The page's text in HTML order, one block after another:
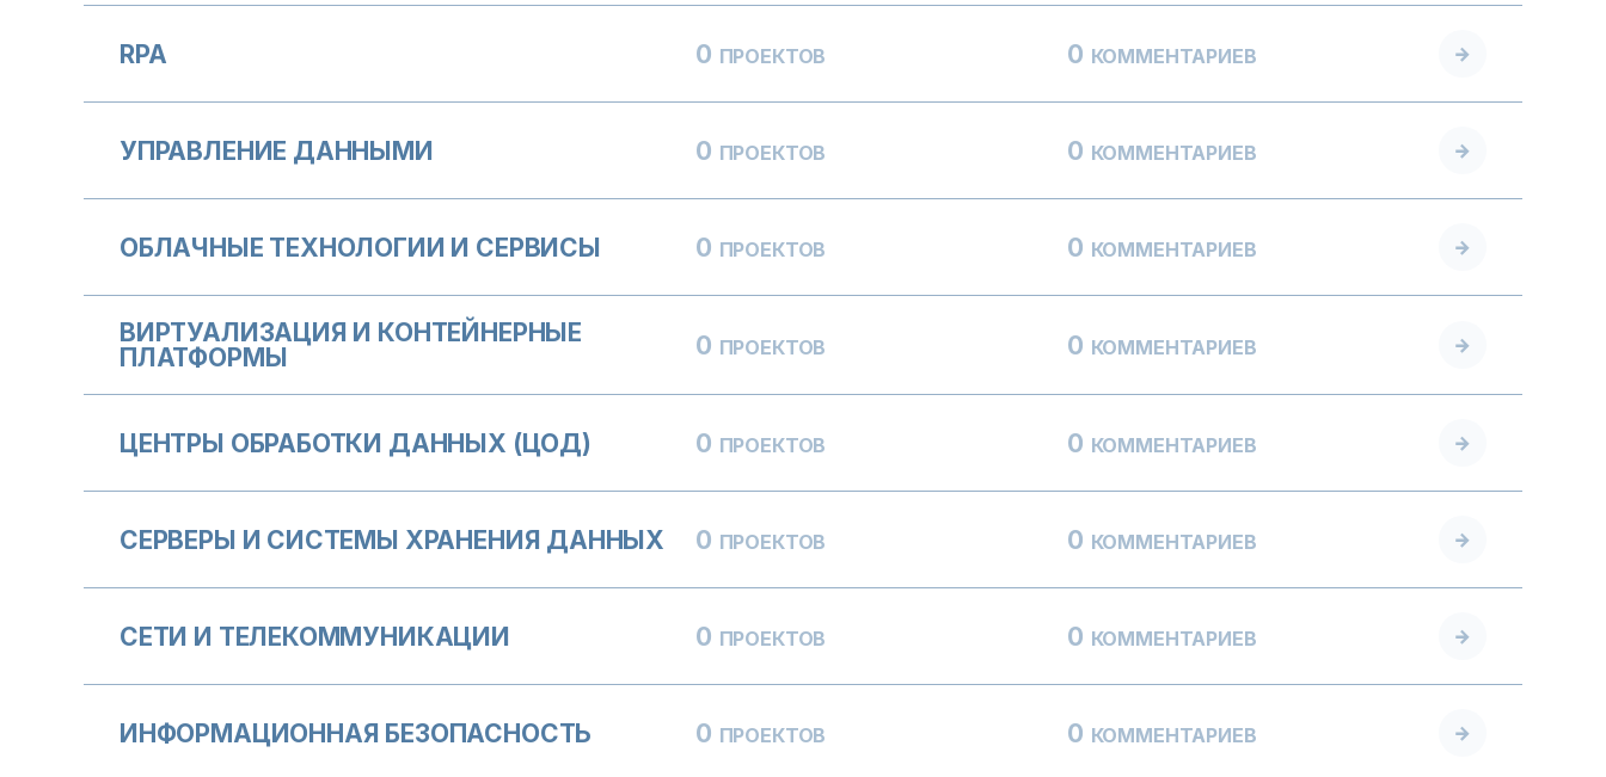
RPA 0 ПРОЕКТОВ 0 КОММЕНТАРИЕВ
УПРАВЛЕНИЕ ДАННЫМИ 0 ПРОЕКТОВ 0 КОММЕНТАРИЕВ
ОБЛАЧНЫЕ ТЕХНОЛОГИИ И СЕРВИСЫ 0 ПРОЕКТОВ 0 КОММЕНТАРИЕВ
ВИРТУАЛИЗАЦИЯ И КОНТЕЙНЕРНЫЕ
ПЛАТФОРМЫ
0 ПРОЕКТОВ 0 КОММЕНТАРИЕВ
ЦЕНТРЫ ОБРАБОТКИ ДАННЫХ (ЦОД) 0 ПРОЕКТОВ 0 КОММЕНТАРИЕВ
СЕРВЕРЫ И СИСТЕМЫ ХРАНЕНИЯ ДАННЫХ 0 ПРОЕКТОВ 0 КОММЕНТАРИЕВ
СЕТИ И ТЕЛЕКОММУНИКАЦИИ 0 ПРОЕКТОВ 0 КОММЕНТАРИЕВ
ИНФОРМАЦИОННАЯ БЕЗОПАСНОСТЬ 0 ПРОЕКТОВ 0 КОММЕНТАРИЕВ